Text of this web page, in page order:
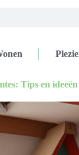
Tips en